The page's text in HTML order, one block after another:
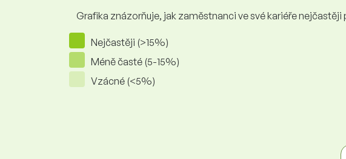
Grafika znázorňuje, jak zaměstnanci ve své kariéře
Nejčastěji (>15%)
Méně časté (5-15%)
Vzácné (<5%)